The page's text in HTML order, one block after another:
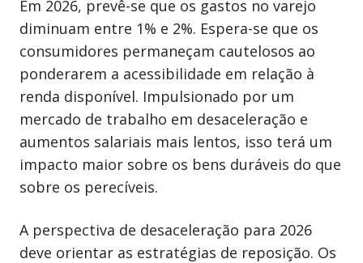
Em 2026, prevê-se que os gastos no varejo
diminuam entre 1% e 2%. Espera-se que os
consumidores permaneçam cautelosos ao
ponderarem a acessibilidade em relação à
renda disponível. Impulsionado por um
mercado de trabalho em desaceleração e
aumentos salariais mais lentos, isso terá um
impacto maior sobre os bens duráveis do que
sobre os perecíveis.
A perspectiva de desaceleração para 2026
deve orientar as estratégias de reposição. Os